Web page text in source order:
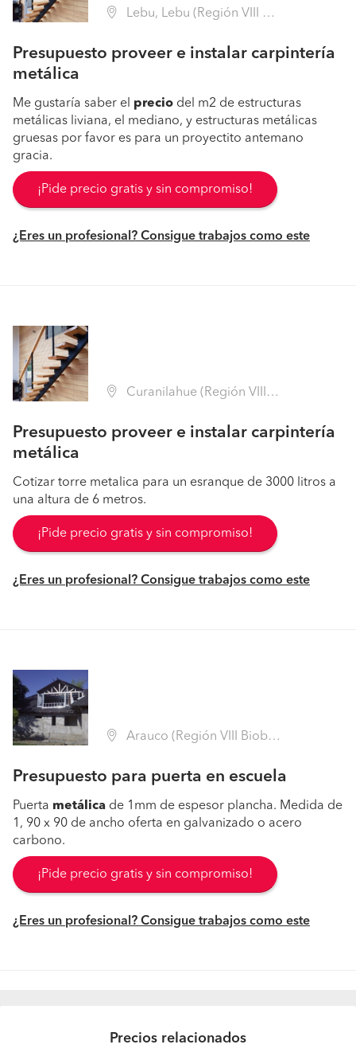
Lebu, Lebu (Región VIII Biobío - Arauco)
Presupuesto proveer e instalar carpintería
metálica
Me gustaría saber el precio del m2 de estructuras
metálicas liviana, el mediano, y estructuras metálicas
gruesas por favor es para un proyectito antemano
gracia.
¡Pide precio gratis y sin compromiso!
¿Eres un profesional? Consigue trabajos como este
Curanilahue (Región VIII Biobío - Arauco)
Presupuesto proveer e instalar carpintería
metálica
Cotizar torre metalica para un esranque de 3000 litros a
una altura de 6 metros.
¡Pide precio gratis y sin compromiso!
¿Eres un profesional? Consigue trabajos como este
Arauco (Región VIII Biobío - Arauco)
Presupuesto para puerta en escuela
Puerta metálica de 1mm de espesor plancha. Medida de
1, 90 x 90 de ancho oferta en galvanizado o acero
carbono.
¡Pide precio gratis y sin compromiso!
¿Eres un profesional? Consigue trabajos como este
Precios relacionados